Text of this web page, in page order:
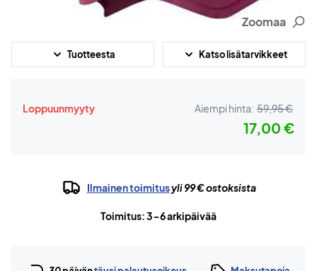
Zoomaa
Tuotteesta Katso lisätarvikkeet
Loppuunmyyty Aiempi hinta: 59,95 €
17,00 €
Ilmainen toimitusyli 99 € ostoksista
Toimitus: 3-6 arkipäivää